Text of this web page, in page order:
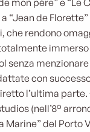
mon père” e
de
che rendono
senza
con
l’ultima
(nell’8°
Marine” del